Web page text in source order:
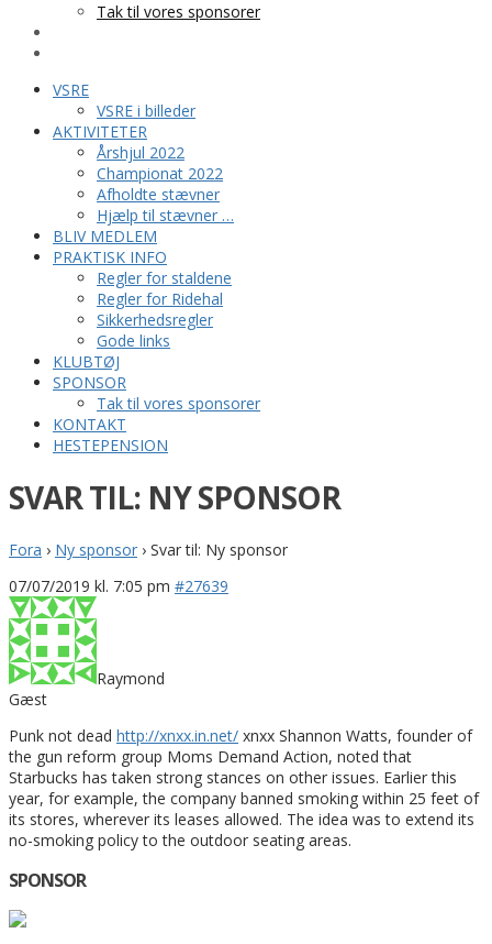
Tak til vores sponsorer
VSRE
VSRE i billeder
AKTIVITETER
Årshjul 2022
Championat 2022
Afholdte stævner
Hjælp til stævner …
BLIV MEDLEM
PRAKTISK INFO
Regler for staldene
Regler for Ridehal
Sikkerhedsregler
Gode links
KLUBTØJ
SPONSOR
Tak til vores sponsorer
KONTAKT
HESTEPENSION
SVAR TIL: NY SPONSOR
Fora › Ny sponsor › Svar til: Ny sponsor
07/07/2019 kl. 7:05 pm #27639
Raymond
Gæst
Punk not dead http://xnxx.in.net/ xnxx Shannon Watts, founder of
the gun reform group Moms Demand Action, noted that
Starbucks has taken strong stances on other issues. Earlier this
year, for example, the company banned smoking within 25 feet of
its stores, wherever its leases allowed. The idea was to extend its
no-smoking policy to the outdoor seating areas.
SPONSOR